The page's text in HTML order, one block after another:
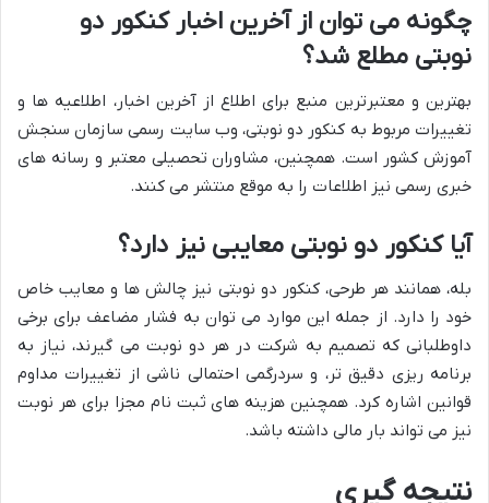
چگونه می توان از آخرین اخبار کنکور دو
نوبتی مطلع شد؟
بهترین و معتبرترین منبع برای اطلاع از آخرین اخبار، اطلاعیه ها و
تغییرات مربوط به کنکور دو نوبتی، وب سایت رسمی سازمان سنجش
آموزش کشور است. همچنین، مشاوران تحصیلی معتبر و رسانه های
خبری رسمی نیز اطلاعات را به موقع منتشر می کنند.
آیا کنکور دو نوبتی معایبی نیز دارد؟
بله، همانند هر طرحی، کنکور دو نوبتی نیز چالش ها و معایب خاص
خود را دارد. از جمله این موارد می توان به فشار مضاعف برای برخی
داوطلبانی که تصمیم به شرکت در هر دو نوبت می گیرند، نیاز به
برنامه ریزی دقیق تر، و سردرگمی احتمالی ناشی از تغییرات مداوم
قوانین اشاره کرد. همچنین هزینه های ثبت نام مجزا برای هر نوبت
نیز می تواند بار مالی داشته باشد.
نتیجه گیری